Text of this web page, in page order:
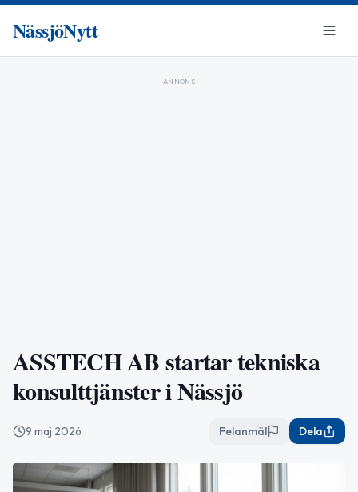
NässjöNytt
ANNONS
ASSTECH AB startar tekniska
konsulttjänster i Nässjö
9 maj 2026 Felanmäl Dela